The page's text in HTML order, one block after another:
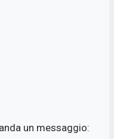
un messaggio: